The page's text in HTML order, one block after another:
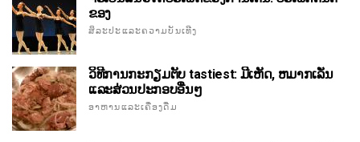
ຂອງ
ສິລະປະແລະຄວາມບັນເທີງ
ວິທີການກະກຽມຕັບ tastiest: ມີເຫັດ, ຫມາກເລັ່ນ
ແລະສ່ວນປະກອບອື່ນໆ
ອາຫານແລະເຄື່ອງດື່ມ